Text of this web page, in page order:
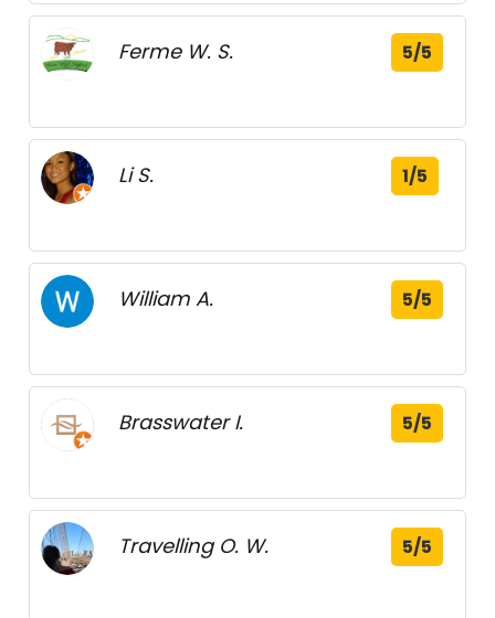
Ferme W. S. 5/5
Li S. 1/5
William A. 5/5
Brasswater I. 5/5
Travelling O. W. 5/5